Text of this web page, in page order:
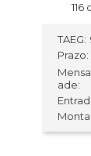
116
TAEG:
Prazo:
ade: